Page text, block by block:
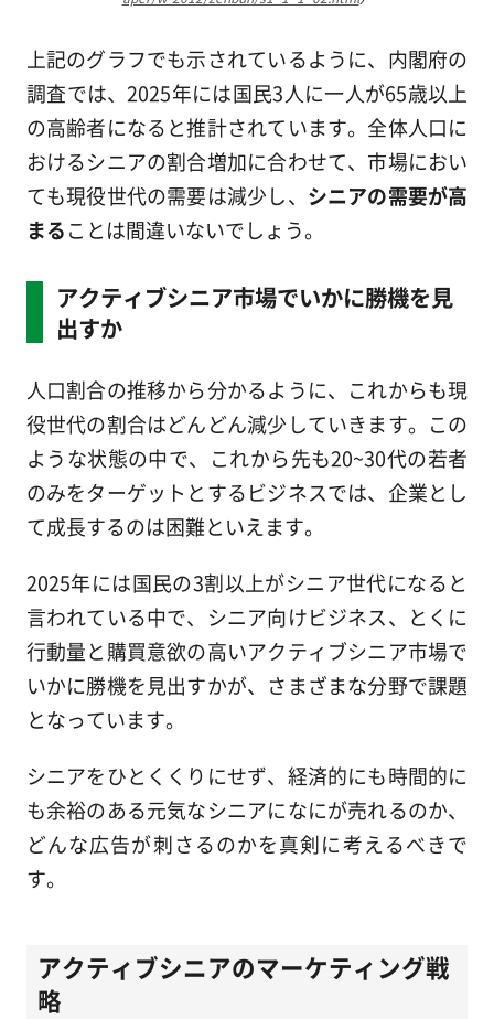
上記のグラフでも示されているように、内閣府の
調査では、2025年には国民3人に一人が65歳以上
の高齢者になると推計されています。全体人口に
おけるシニアの割合増加に合わせて、市場におい
ても現役世代の需要は減少し、 シニアの需要が高
まることは間違いないでしょう。
アクティブシニア市場でいかに勝機を見
出すか
人口割合の推移から分かるように、これからも現
役世代の割合はどんどん減少していきます。この
ような状態の中で、これから先も20~30代の若者
のみをターゲットとするビジネスでは、企業とし
て成長するのは困難といえます。
2025年には国民の3割以上がシニア世代になると
言われている中で、シニア向けビジネス、とくに
行動量と購買意欲の高いアクティブシニア市場で
いかに勝機を見出すかが、さまざまな分野で課題
となっています。
シニアをひとくくりにせず、経済的にも時間的に
も余裕のある元気なシニアになにが売れるのか、
どんな広告が刺さるのかを真剣に考えるべきで
す。
アクティブシニアのマーケティング戦
略